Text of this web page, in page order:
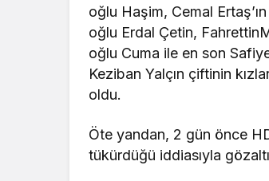
oğlu Haşim, Cemal
oğlu Erdal Çetin,
oğlu Cuma ile en son
Keziban Yalçın çiftinin
oldu.
Öte yandan, 2 gün önce
tükürdüğü iddiasıyla